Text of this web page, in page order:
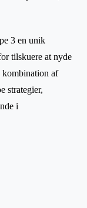
3 en unik
tilskuere at nyde
kombination af
strategier,
i